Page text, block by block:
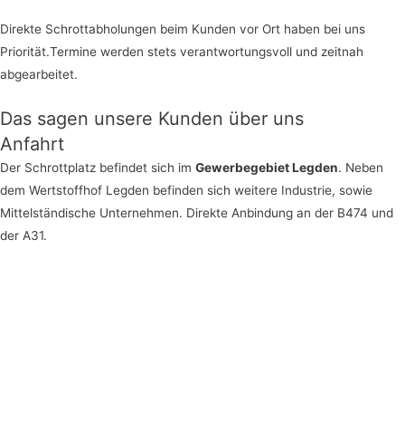
Direkte Schrottabholungen beim Kunden vor Ort haben bei uns
Priorität.Termine werden stets verantwortungsvoll und zeitnah
abgearbeitet.
Das sagen unsere Kunden über uns
Anfahrt
Der Schrottplatz befindet sich im Gewerbegebiet Legden. Neben
dem Wertstoffhof Legden befinden sich weitere Industrie, sowie
Mittelständische Unternehmen. Direkte Anbindung an der B474 und
der A31.